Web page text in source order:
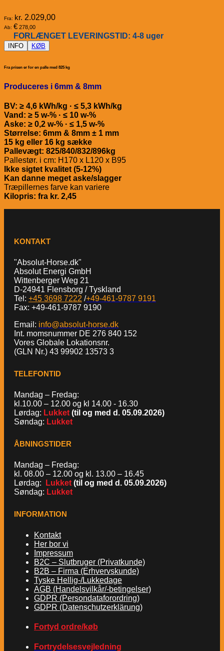
Fra: kr. 2.029,00
Ab: € 278,00
FORLÆNGET LEVERINGSTID: 4-8 uger
INFO KØB
Fra prisen er for en palle med 825 kg
Produceres i 6mm & 8mm
BV: ≥ 4,6 kWh/kg · ≤ 5,3 kWh/kg
Vand: ≥ 5 w-% · ≤ 10 w-%
Aske: ≥ 0,2 w-% · ≤ 1,5 w-%
Størrelse: 6mm & 8mm ± 1 mm
15 kg eller 16 kg sække
Pallevægt: 825/840/832/896kg
Pallestør. i cm: H170 x L120 x B95
Ikke sigtet kvalitet (5-12%)
Kan danne meget aske/slagger
Træpillernes farve kan variere
Kilopris: fra kr. 2,45
KONTAKT
"Absolut-Horse.dk"
Absolut Energi GmbH
Wittenberger Weg 21
D-24941 Flensborg / Tyskland
Tel: +45 3698 7222 /+49-461-9787 9191
Fax: +49-461-9787 9190
Email: info@absolut-horse.dk
Int. momsnummer DE 276 840 152
Vores Globale Lokationsnr.
(GLN Nr.) 43 99902 13573 3
TELEFONTID
Mandag – Fredag:
kl.10.00 – 12.00 og kl 14.00 - 16.30
Lørdag: Lukket (til og med d. 05.09.2026)
Søndag: Lukket
ÅBNINGSTIDER
Mandag – Fredag:
kl. 08.00 – 12.00 og kl. 13.00 – 16.45
Lørdag:
Lukket (til og med d. 05.09.2026)
Søndag: Lukket
INFORMATION
Kontakt
Her bor vi
Impressum
B2C – Slutbruger (Privatkunde)
B2B – Firma (Erhvervskunde)
Tyske Hellig-/Lukkedage
AGB (Handelsvilkår/-betingelser)
GDPR (Persondataforordring)
GDPR (Datenschutzerklärung)
Fortyd ordre/køb
Fortrydelsesvejledning